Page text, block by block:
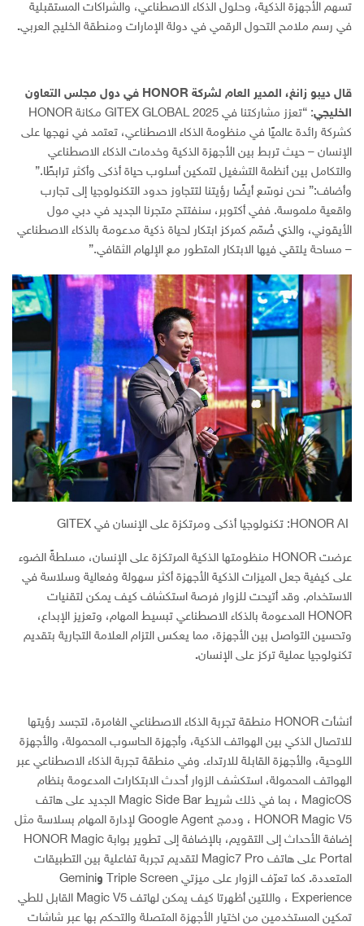
تسهم الأجهزة الذكية، وحلول الذكاء الاصطناعي، والشراكات المستقبلية
في رسم ملامح التحول الرقمي في دولة الإمارات ومنطقة الخليج العربي.
قال ديبو زانغ، المدير العام لشركةHONOR
في دول مجلس التعاون
الخليجي
: “تعزز مشاركتنا في GITEX GLOBAL 2025 مكانة HONOR
كشركة رائدة عالميًا في منظومة الذكاء الاصطناعي، تعتمد في نهجها على
الإنسان – حيث تربط بين الأجهزة الذكية وخدمات الذكاء الاصطناعي
والتكامل بين أنظمة التشغيل لتمكين أسلوب حياة أذكى وأكثر ترابطًا.”
وأضاف:” نحن نوسّع أيضًا رؤيتنا لتتجاوز حدود التكنولوجيا إلى تجارب
واقعية ملموسة. ففي أكتوبر، سنفتتح متجرنا الجديد في دبي مول
الأيقوني، والذي صُمّم كمركز ابتكار لحياة ذكية مدعومة بالذكاء الاصطناعي
– مساحة يلتقي فيها الابتكار المتطور مع الإلهام الثقافي.”
HONOR AI: تكنولوجيا أذكى ومرتكزة على الإنسان في GITEX
عرضت HONOR منظومتها الذكية المرتكزة على الإنسان، مسلطةً الضوء
على كيفية جعل الميزات الذكية الأجهزة أكثر سهولة وفعالية وسلاسة في
الاستخدام. وقد أتيحت للزوار فرصة استكشاف كيف يمكن لتقنيات
HONOR المدعومة بالذكاء الاصطناعي تبسيط المهام، وتعزيز الإبداع،
وتحسين التواصل بين الأجهزة، مما يعكس التزام العلامة التجارية بتقديم
تكنولوجيا عملية تركز على الإنسان.
أنشأت HONOR منطقة تجربة الذكاء الاصطناعي الغامرة، لتجسد رؤيتها
للاتصال الذكي بين الهواتف الذكية، وأجهزة الحاسوب المحمولة، والأجهزة
اللوحية، والأجهزة القابلة للارتداء. وفي منطقة تجربة الذكاء الاصطناعي عبر
الهواتف المحمولة، استكشف الزوار أحدث الابتكارات المدعومة بنظام
MagicOS ، بما في ذلك شريط Magic Side Bar الجديد على هاتف
HONOR Magic V5 ، ودمج Google Agent لإدارة المهام بسلاسة مثل
إضافة الأحداث إلى التقويم، بالإضافة إلى تطوير بوابة HONOR Magic
Portal على هاتف Magic7 Pro لتقديم تجربة تفاعلية بين التطبيقات
المتعددة. كما تعرّف الزوار على ميزتي Triple Screen وGemini
Experience ، واللتين أظهرتا كيف يمكن لهاتف Magic V5 القابل للطي
تمكين المستخدمين من اختيار الأجهزة المتصلة والتحكم بها عبر شاشات